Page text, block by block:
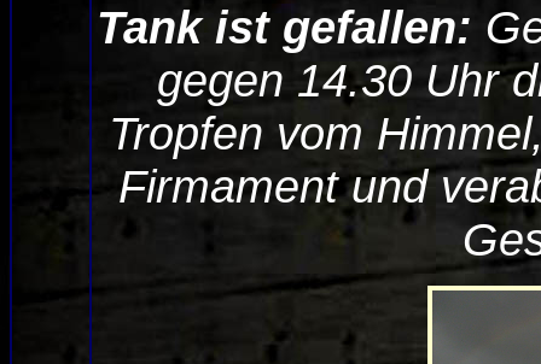
Tank ist gefallen:
gegen 14.30 Uhr
Tropfen vom
Firmament und